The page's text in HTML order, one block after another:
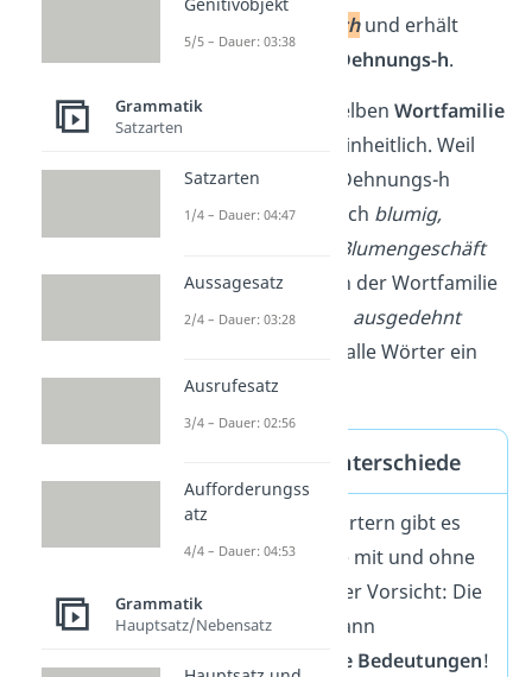
Schund erhält
Dehnungs-h.
Tipp
Wörter derselben Wortfamilie
sind in der Regel einheitlich. Weil
manBlume
ohne Dehnungs-h
schreibt, haben auch blumig,
Blumengeschäft
kein stummes h. In der Wortfamilie
dehnen, Dehnung, ausgedehnt
erhalten dagegen alle Wörter ein
Dehnungs-h.
Bedeutungsunterschiede
Bei manchen Wörtern gibt es
die Schreibweise mit und ohne
Dehnungs-h. Aber Vorsicht: Die
Wörter haben dann
unterschiedliche Bedeutungen!
5/5 – Dauer: 03:38
Grammatik
Satzarten
Satzarten
1/4 – Dauer: 04:47
Aussagesatz
2/4 – Dauer: 03:28
Ausrufesatz
3/4 – Dauer: 02:56
Aufforderungss
atz
4/4 – Dauer: 04:53
Grammatik
Hauptsatz/Nebensatz